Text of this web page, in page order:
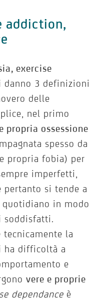
addiction,
exercise
danno 3 definizioni
delle
nel primo
propria ossessione
spesso da
propria fobia) per
imperfetti,
pertanto si tende a
quotidiano in modo
soddisfatti.
tecnicamente la
ha difficoltà a
e
vere e proprie
dependance è